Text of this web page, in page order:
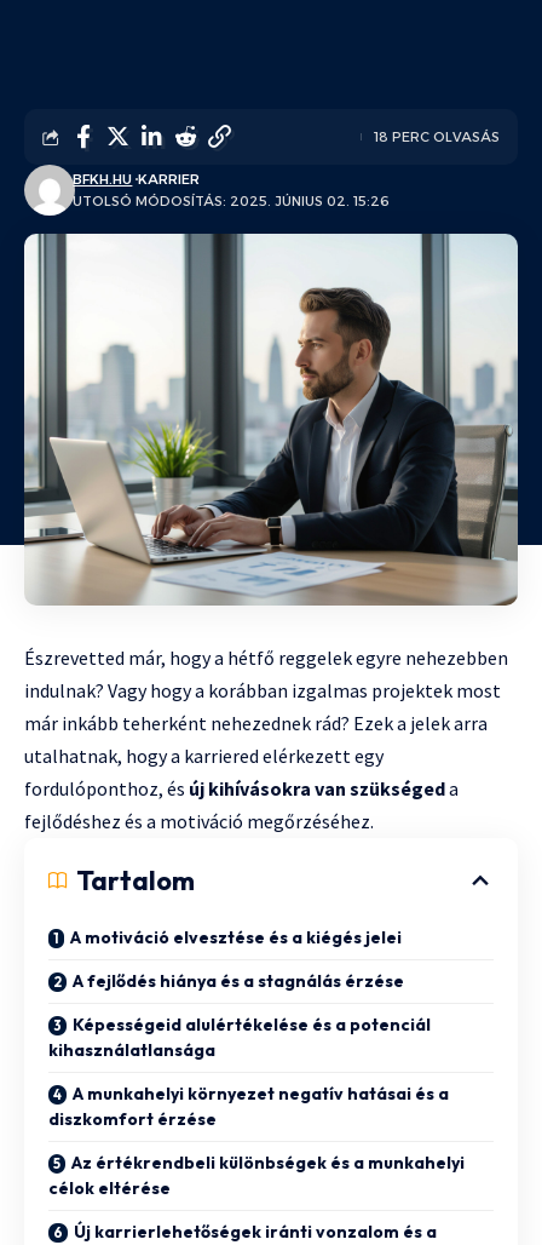
UTOLSÓ MÓDOSÍTÁS: 2025. JÚNIUS 02. 15:26
BFKH.HU KARRIER
18 PERC OLVASÁS
Észrevetted már, hogy a hétfő reggelek egyre nehezebben
indulnak? Vagy hogy a korábban izgalmas projektek most
már inkább teherként nehezednek rád? Ezek a jelek arra
utalhatnak, hogy a karriered elérkezett egy
fordulóponthoz, és új kihívásokra van szükségeda
fejlődéshez és a motiváció megőrzéséhez.
Tartalom
A motiváció elvesztése és a kiégés jelei
A fejlődés hiánya és a stagnálás érzése
Képességeid alulértékelése és a potenciál
kihasználatlansága
A munkahelyi környezet negatív hatásai és a
diszkomfort érzése
Az értékrendbeli különbségek és a munkahelyi
célok eltérése
Új karrierlehetőségek iránti vonzalom és a